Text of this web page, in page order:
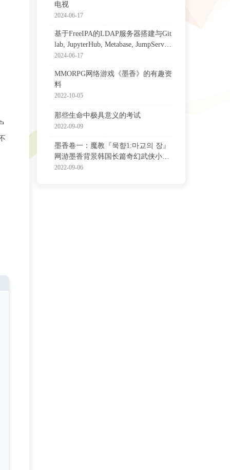
电视
2024-06-17
基于FreeIPA的LDAP服务器搭建与Git
lab, JupyterHub, Metabase, JumpServer
等集成配置
2024-06-17
MMORPG网络游戏《墨香》的有趣资
料
2022-10-05
那些生命中极具意义的考试
2022-09-09
墨香卷一：魔教『묵향1:마교의 장』
网游墨香背景韩国长篇奇幻武侠小说
非官方中译版
2022-09-06